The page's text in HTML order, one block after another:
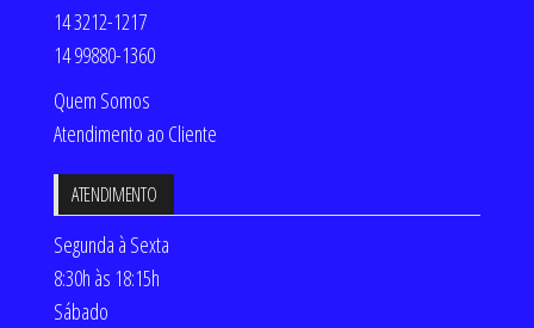
14 3212-1217
14 99880-1360
Quem Somos
Atendimento ao Cliente
ATENDIMENTO
Segunda à Sexta
8:30h às 18:15h
Sábado